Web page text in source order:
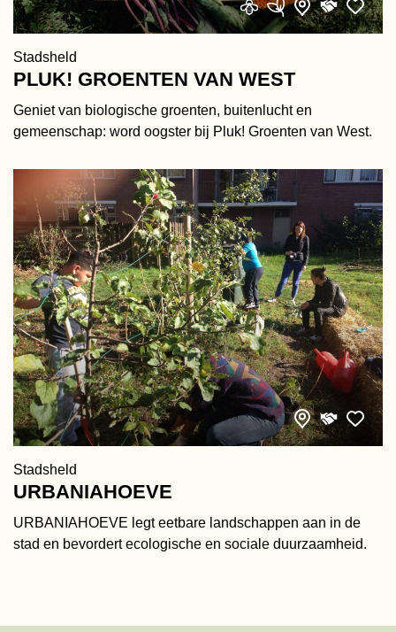
Stadsheld
PLUK! GROENTEN VAN WEST
Geniet van biologische groenten, buitenlucht en
gemeenschap: word oogster bij Pluk! Groenten van West.
Stadsheld
URBANIAHOEVE
URBANIAHOEVE legt eetbare landschappen aan in de
stad en bevordert ecologische en sociale duurzaamheid.